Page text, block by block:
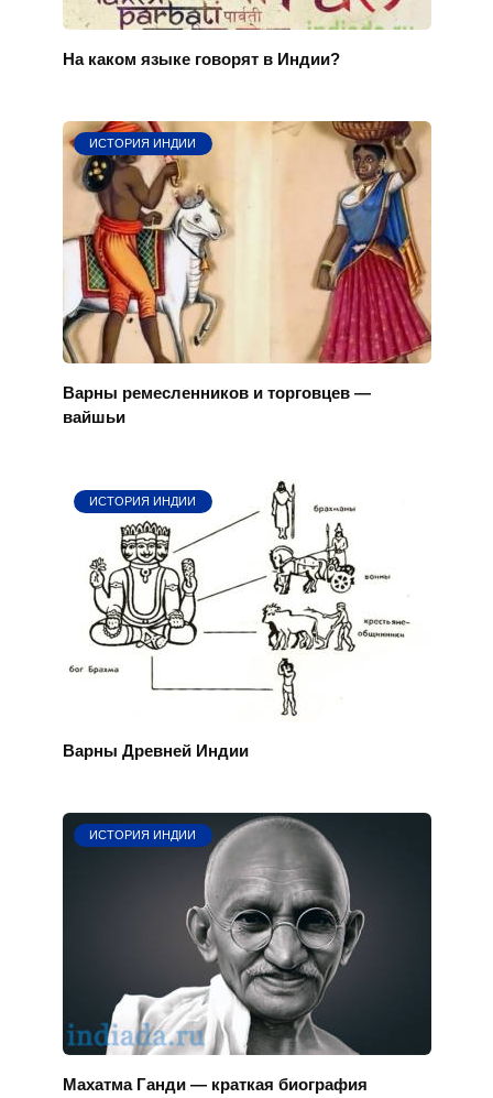
На каком языке говорят в Индии?
ИСТОРИЯ ИНДИИ
Варны ремесленников и торговцев —
вайшьи
ИСТОРИЯ ИНДИИ
Варны Древней Индии
ИСТОРИЯ ИНДИИ
Махатма Ганди — краткая биография